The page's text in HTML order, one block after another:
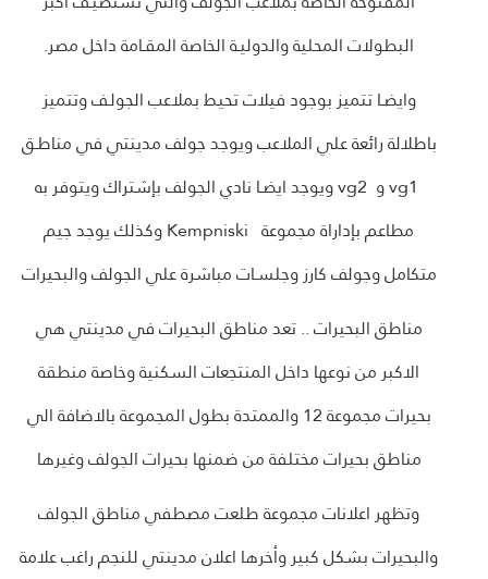
البطولات المحلية والدوليـة الخاصة المقـامة داخل مصر.
وايضـا تتميز بوجود فيلات تحيط بملاعب الجولـف وتتميز
باطلالة رائعة علي الملاعب ويوجد جولف مدينتي في مناطـق
vg1و vg2ويوجد ايضـا نادي الجولف بإشتراك ويتوفر به
مطاعم بإداراة مجموعة Kempniskiوكذلك يوجد جيم
متكامل وجولف كارز وجلسـات مباشرة علي الجولف والبحيرات
مناطق البحيرات .. تعد مناطق البحيرات في مدينتي هي
الاكبر من نوعها داخل المنتجعات السكنية وخاصة منطقة
بحيرات مجموعة 12 والممتدة بطول المجموعة بالاضافة الي
مناطق بحيرات مختلفة من ضمنها بحيرات الجولف وغيرها
وتظهر اعلانات مجموعة طلعت مصطفي مناطق الجولف
والبحيرات بشكل كبير وأخرها اعلان مدينتي للنجم راغب علامة